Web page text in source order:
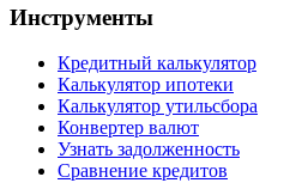
Инструменты
Кредитный калькулятор
Калькулятор ипотеки
Калькулятор утильсбора
Конвертер валют
Узнать задолженность
Сравнение кредитов